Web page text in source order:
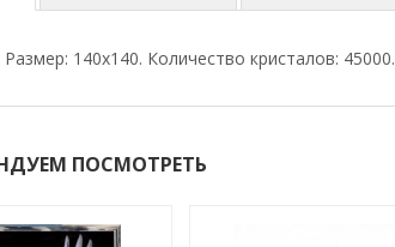
140х140. Количество кристалов: 45000.
ПОСМОТРЕТЬ